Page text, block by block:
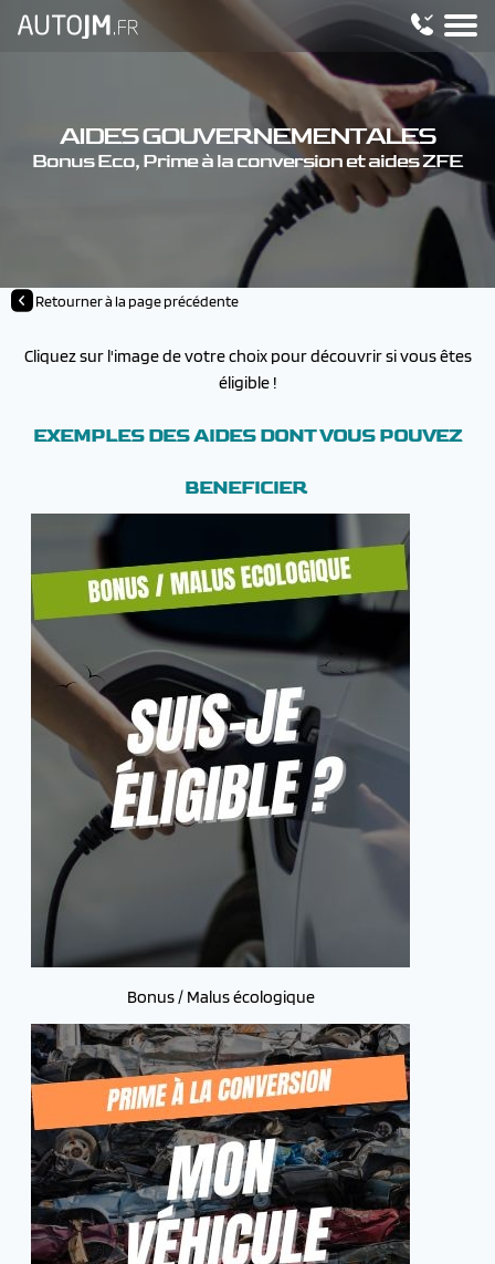
AIDES GOUVERNEMENTALES
Bonus Eco, Prime à la conversion et aides ZFE
Retourner à la page précédente
Cliquez sur l'image de votre choix pour découvrir si vous êtes
éligible !
EXEMPLES DES AIDES DONT VOUS POUVEZ
BENEFICIER
Bonus / Malus écologique